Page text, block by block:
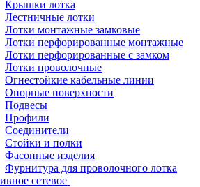
Крышки лотка
Лестничные лотки
Лотки монтажные замковые
Лотки перфорированные монтажные
Лотки перфорированные с замком
Лотки проволочные
Огнестойкие кабельные линии
Опорные поверхности
Подвесы
Профили
Соединители
Стойки и полки
Фасонные изделия
Фурнитура для проволочного лотка
сетевое